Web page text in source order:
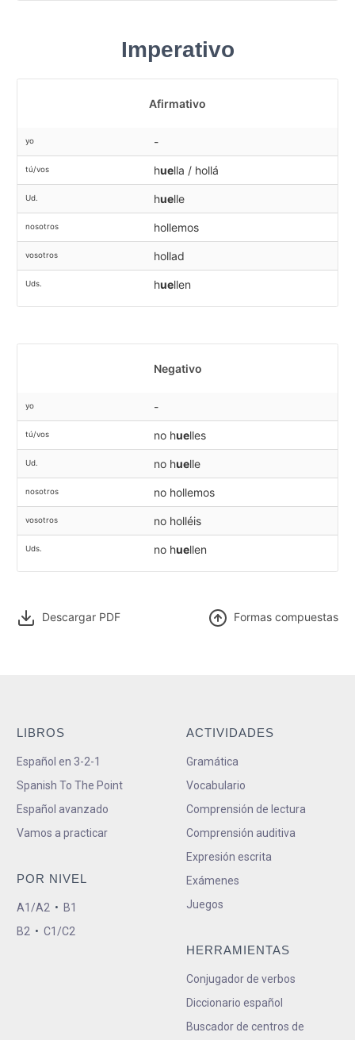
Imperativo
Afirmativo
yo -
tú/vos huella / hollá
Ud. huelle
nosotros hollemos
vosotros hollad
Uds. huellen
Negativo
yo -
tú/vos no huelles
Ud. no huelle
nosotros no hollemos
vosotros no holléis
Uds. no huellen
Descargar PDF Formas compuestas
LIBROS
Español en 3-2-1
Spanish To The Point
Español avanzado
Vamos a practicar
POR NIVEL
A1/A2 • B1
B2 • C1/C2
ACTIVIDADES
Gramática
Vocabulario
Comprensión de lectura
Comprensión auditiva
Expresión escrita
Exámenes
Juegos
HERRAMIENTAS
Conjugador de verbos
Diccionario español
Buscador de centros de